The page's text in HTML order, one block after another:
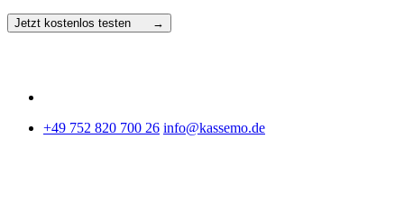
Jetzt kostenlos testen →
+49 752 820 700 26 info@kassemo.de